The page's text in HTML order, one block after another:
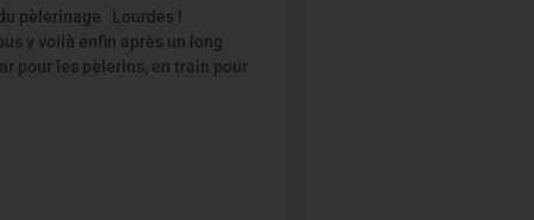
pèlerinage Lourdes !
y voilà enfin après un long
pour les pèlerins, en train pour